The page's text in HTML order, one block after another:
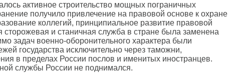
активное строительство мощных пограничных
получило привлечение на правовой основе к охране
коллегий, принципиальное развитие правовой
и станичная служба в стране была заменена
задач военно-оборонительного характера были
государства исключительно через таможни,
в пределах России послов и именитых иностранцев.
службы России не поднимался.